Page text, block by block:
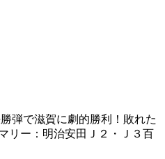
弾で滋賀に劇的勝利！敗れた
リー：明治安田Ｊ２・Ｊ３百